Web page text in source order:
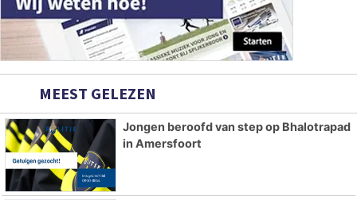
MEEST GELEZEN
Jongen beroofd van step op Bhalotrapad
in Amersfoort